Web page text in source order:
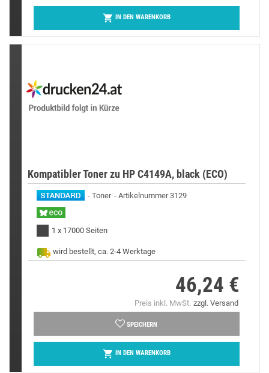
 IN DEN WARENKORB
Kompatibler Toner zu HP C4149A, black (ECO)
Toner Artikelnummer 3129
1 x 17000 Seiten
wird bestellt, ca. 2-4 Werktage
46,24 €
Preis inkl. MwSt. zzgl. Versand
SPEICHERN
 IN DEN WARENKORB